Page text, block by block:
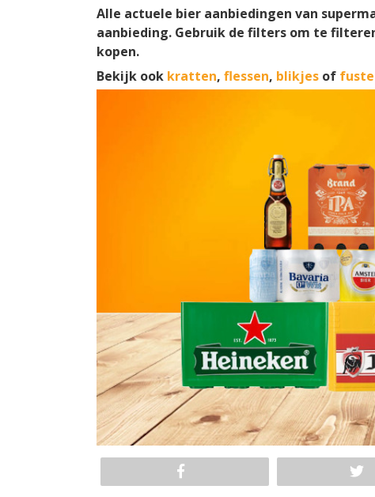
Alle actuele bier aanbiedingen van
aanbieding. Gebruik de filters om te
kopen.
Bekijk ook kratten, flessen, blikjes of